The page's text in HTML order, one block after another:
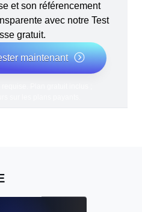
et son référencement
avec notre Test
gratuit.
maintenant